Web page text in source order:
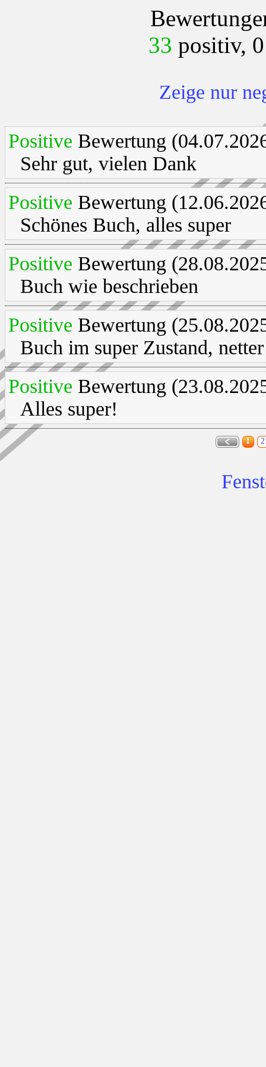
33 positiv,
Zeige nur
Positive Bewertung
Sehr gut, vielen Dank
Positive Bewertung
Schönes Buch, alles super
Positive Bewertung
Buch wie beschrieben
Positive Bewertung
Buch im super Zustand,
Positive Bewertung
Alles super!
1 2